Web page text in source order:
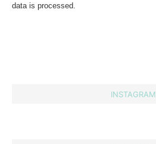
data is processed.
INSTAGRAM